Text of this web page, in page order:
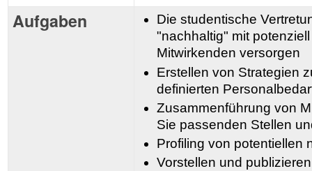
Aufgaben
Die studentische
"nachhaltig" mit
Mitwirkenden versorgen
Erstellen von Strategien
definierten
Zusammenführung von
Sie passenden Stellen
Profiling von potentiellen
Vorstellen und